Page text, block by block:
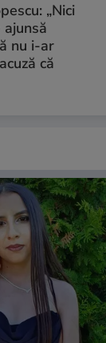
„Nici
ajunsă
nu i-ar
că